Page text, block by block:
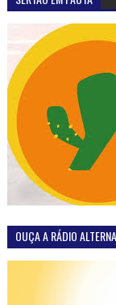
OUÇA A RÁDIO